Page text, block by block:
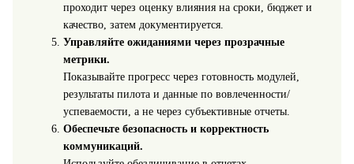
проходит через оценку влияния на сроки, бюджет и
качество, затем документируется.
Управляйте ожиданиями через прозрачные
метрики.
Показывайте прогресс через готовность модулей,
результаты пилота и данные по вовлеченности/
успеваемости, а не через субъективные отчеты.
Обеспечьте безопасность и корректность
коммуникаций.